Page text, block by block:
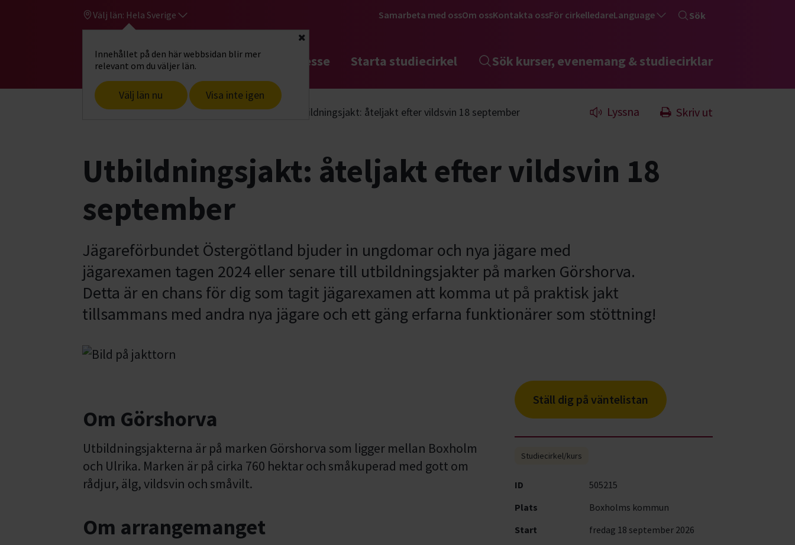
Välj län: Hela Sverige
Innehållet på den här webbsidan blir mer
relevant om du väljer län.
Välj län nu Visa inte igen
Stäng
Samarbeta med ossOm ossKontakta ossFör cirkelledareLanguage Sök
Gå till studiefrämjandets startsidaHitta intresse Starta studiecirkel Sök kurser, evenemang & studiecirklar
Start Hitta intresse Jakt & fiske Jakt Utbildningsjakt: åteljakt efter vildsvin 18 september Lyssna Skriv ut
Utbildningsjakt: åteljakt efter vildsvin 18
september
Jägareförbundet Östergötland bjuder in ungdomar och nya jägare med
jägarexamen tagen 2024 eller senare till utbildningsjakter på marken Görshorva.
Detta är en chans för dig som tagit jägarexamen att komma ut på praktisk jakt
tillsammans med andra nya jägare och ett gäng erfarna funktionärer som stöttning!
Om Görshorva
Utbildningsjakterna är på marken Görshorva som ligger mellan Boxholm
och Ulrika. Marken är på cirka 760 hektar och småkuperad med gott om
rådjur, älg, vildsvin och småvilt.
Om arrangemanget
Ställ dig på väntelistan
Studiecirkel/kurs
ID
505215
Plats
Boxholms kommun
Start
fredag 18 september 2026